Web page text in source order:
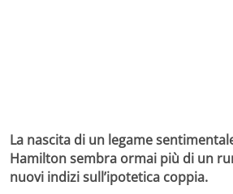
La nascita di un legame
Hamilton sembra ormai più di un
nuovi indizi sull’ipotetica coppia.